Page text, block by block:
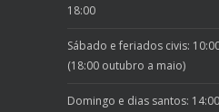
18:00
Sábado e feriados civis:
(18:00 outubro a maio)
Domingo e dias santos: